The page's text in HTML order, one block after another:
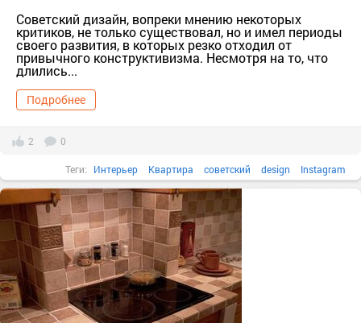
Советский дизайн, вопреки мнению некоторых
критиков, не только существовал, но и имел периоды
своего развития, в которых резко отходил от
привычного конструктивизма. Несмотря на то, что
длились...
Подробнее
2 0
Теги: Интерьер Квартира советский design Instagram